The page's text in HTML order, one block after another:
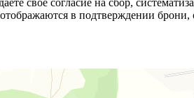
в подтверждении брони,